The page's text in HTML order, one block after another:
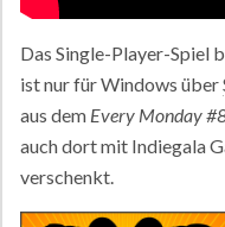
Das Single-Player-Spiel
ist nur für Windows über
aus dem Every Monday
auch dort mit Indiegala
verschenkt.